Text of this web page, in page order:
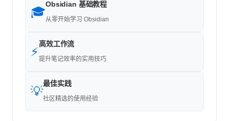
🎓
Obsidian 基础教程
从零开始学习 Obsidian
⚡
高效工作流
提升笔记效率的实用技巧
💡
最佳实践
社区精选的使用经验